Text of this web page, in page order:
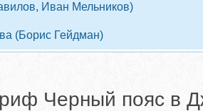
Иван Мельников)
(Борис Гейдман)
Черный пояс